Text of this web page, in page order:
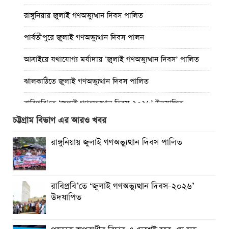
রাঙ্গুনিয়ায় জুলাই গণঅভ্যুত্থান দিবস পালিত
পার্বতীপুরে জুলাই গণঅভ্যুত্থান দিবস পালন
আত্রাইয়ে যথাযোগ্য মর্যাদায় ‘জুলাই গণঅভ্যুত্থান দিবস’ পালিত
ঝালকাঠিতে জুলাই গণঅভ্যুত্থান দিবস পালিত
রাবিপ্রবি’তে ‘জুলাই গণঅভ্যুত্থান দিবস-২০২৬’ উদযাপিত
প্রত্যেক অপরাধীর বিচার এ দেশেই হবে, সে যত শক্তিশালীই হোক
না কেন”-চট্টগ্রামে জুলাই গণঅভ্যুত্থান দিবসে ব্যারিস্টার মীর হেলাল
গণঅভ্যুত্থানের অর্জন আজ রাজনৈতিক মাফিয়া ও দুর্বৃত্তায়নের
খপ্পরে : আবু হাসান টিপু
রাঙামাটিতে “ফিরে দেখা রক্তঝরা জুলাই-আগস্ট প্রত্যাশা আর প্রাপ্তি
শীর্ষক “কথকতা” অনুষ্ঠান অনুষ্ঠিত
ছুটির রাতে খোলা ভূমি অফিস, ভেতরে তহশিলদার
চট্টগ্রাম বিভাগ এর আরও খবর
রাঙ্গুনিয়ায় জুলাই গণঅভ্যুত্থান দিবস পালিত
রাবিপ্রবি’তে ‘জুলাই গণঅভ্যুত্থান দিবস-২০২৬’
উদযাপিত